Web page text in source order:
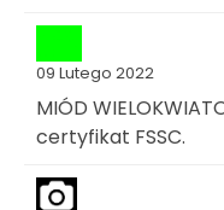
09 Lutego 2022
MIÓD
certyfikat FSSC.